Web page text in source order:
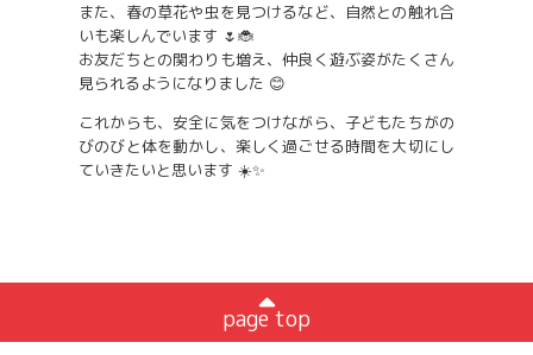
また、春の草花や虫を見つけるなど、自然との触れ合
いも楽しんでいます 🌷🐞
お友だちとの関わりも増え、仲良く遊ぶ姿がたくさん
見られるようになりました 😊
これからも、安全に気をつけながら、子どもたちがの
びのびと体を動かし、楽しく過ごせる時間を大切にし
ていきたいと思います ☀️✨
page top